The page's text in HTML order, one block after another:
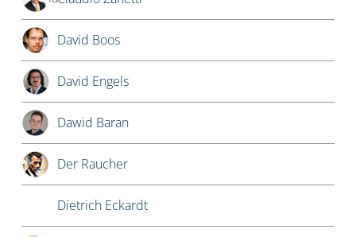
David Boos
David Engels
Dawid Baran
Der Raucher
Dietrich Eckardt